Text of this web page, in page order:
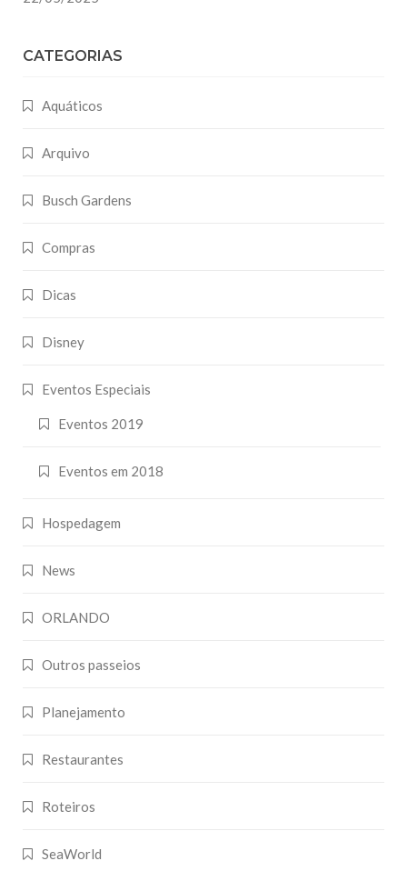
CATEGORIAS
Aquáticos
Arquivo
Busch Gardens
Compras
Dicas
Disney
Eventos Especiais
Eventos 2019
Eventos em 2018
Hospedagem
News
ORLANDO
Outros passeios
Planejamento
Restaurantes
Roteiros
SeaWorld